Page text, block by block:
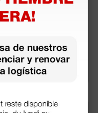
ecológico ovalado co
n dispositivo de agita
5,25 €
(Precio sin IVA)